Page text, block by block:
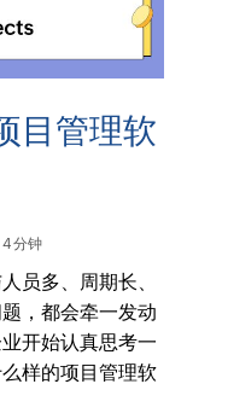
目管理软
4 分钟
员多、周期长、
，都会牵一发动
开始认真思考一
样的项目管理软